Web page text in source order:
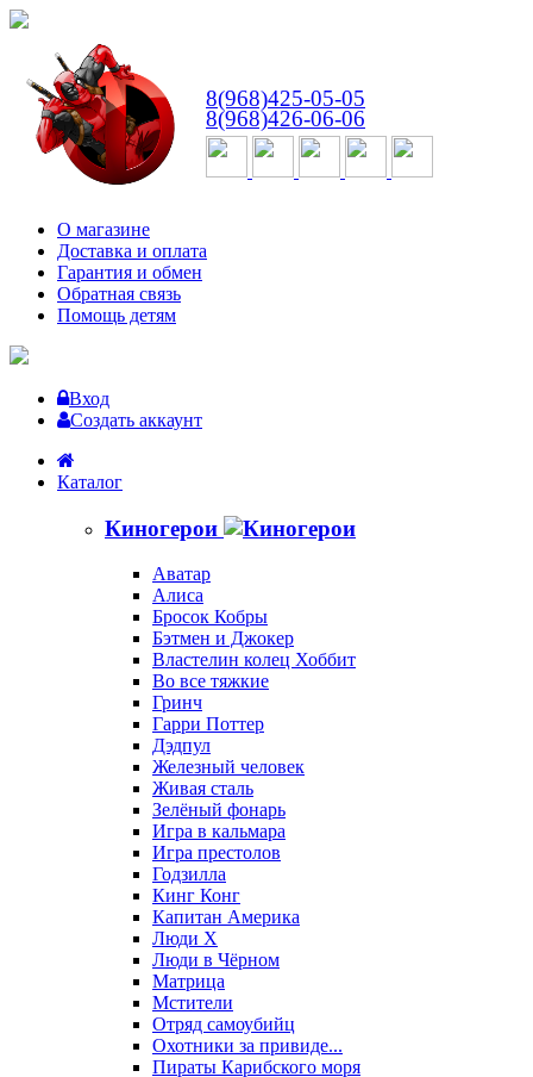
8(968)425-05-05
8(968)426-06-06
О магазине
Доставка и оплата
Гарантия и обмен
Обратная связь
Помощь детям
Вход
Создать аккаунт
Каталог
Киногерои
Аватар
Алиса
Бросок Кобры
Бэтмен и Джокер
Властелин колец Хоббит
Во все тяжкие
Гринч
Гарри Поттер
Дэдпул
Железный человек
Живая сталь
Зелёный фонарь
Игра в кальмара
Игра престолов
Годзилла
Кинг Конг
Капитан Америка
Люди X
Люди в Чёрном
Матрица
Мстители
Отряд самоубийц
Охотники за привиде...
Пираты Карибского моря